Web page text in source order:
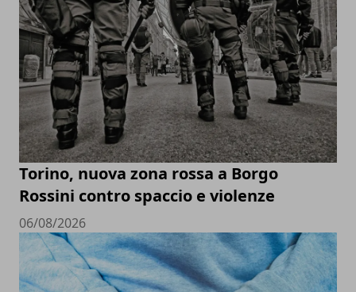
Torino, nuova zona rossa a Borgo
Rossini contro spaccio e violenze
06/08/2026